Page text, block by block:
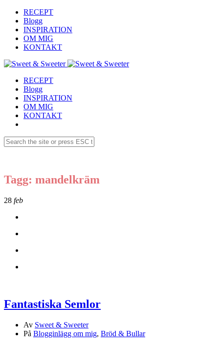
RECEPT
Blogg
INSPIRATION
OM MIG
KONTAKT
RECEPT
Blogg
INSPIRATION
OM MIG
KONTAKT
Tagg: mandelkräm
28 feb
Fantastiska Semlor
Av Sweet & Sweeter
På Blogginlägg om mig, Bröd & Bullar